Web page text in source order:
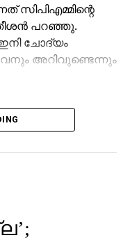
സിപിഎമ്മിന്റെ
പറഞ്ഞു.
ചോദ്യം
അറിവുണ്ടെന്നും
പാലിക്കുന്നു.
പറയാന്‍ എം.വി
വി.ഡി സതീശന്‍
ബോര്‍ഡ്
പോറ്റി
സിപിഎമ്മിന്
കൂട്ടിച്ചേര്‍ത്തു.